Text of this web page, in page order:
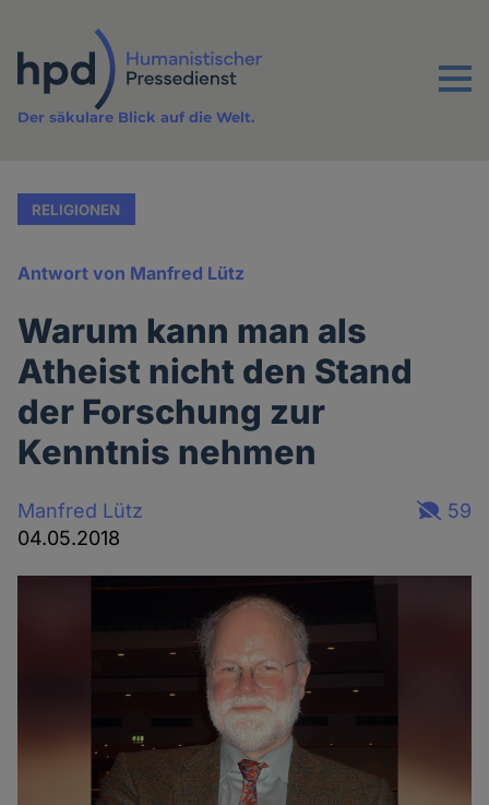
Inhalt
Menu
Der säkulare Blick auf die Welt.
RELIGIONEN
Antwort von Manfred Lütz
Warum kann man als
Atheist nicht den Stand
der Forschung zur
Kenntnis nehmen
Manfred Lütz
04.05.2018
59